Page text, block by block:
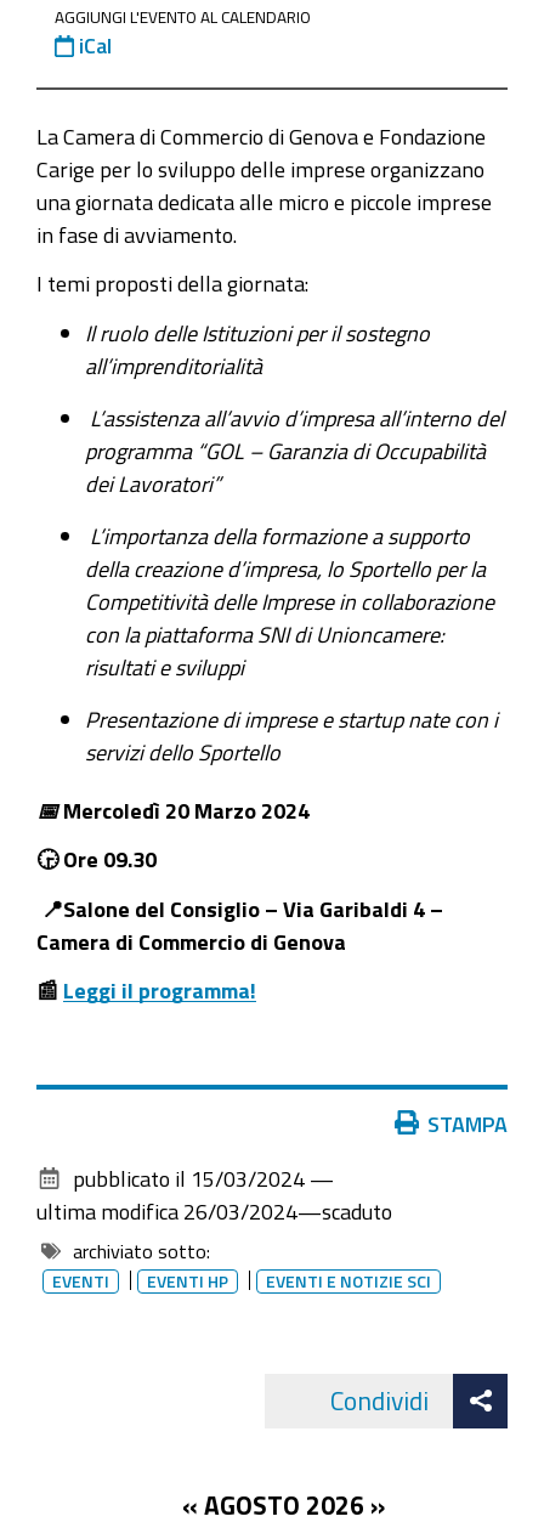
09-
30-
sci-
fianco-
delle-
micro-
e-
piccole-
avviamento
Mercoledì
fianco
e
piccole
in
fase
di
03-
03-
20T23:59:59+01:00
Lo
Sportello
AGGIUNGI L'EVENTO AL CALENDARIO
iCal
La Camera di Commercio di Genova e Fondazione
Carige per lo sviluppo delle imprese organizzano
una giornata dedicata alle micro e piccole imprese
in fase di avviamento.
I temi proposti della giornata:
Il ruolo delle Istituzioni per il sostegno
all’imprenditorialità
L’assistenza all’avvio d’impresa all’interno del
programma “GOL – Garanzia di Occupabilità
dei Lavoratori”
L’importanza della formazione a supporto
della creazione d’impresa, lo Sportello per la
Competitività delle Imprese in collaborazione
con la piattaforma SNI di Unioncamere:
risultati e sviluppi
Presentazione di imprese e startup nate con i
servizi dello Sportello
📅Mercoledì 20 Marzo 2024
🕞 Ore 09.30
📍Salone del Consiglio – Via Garibaldi 4 –
Camera di Commercio di Genova
📰 Leggi il programma!
documento
STAMPA
pubblicato il 15/03/2024 —
ultima modifica 26/03/2024—scaduto
archiviato sotto:
EVENTI EVENTI HP EVENTI E NOTIZIE SCI
Condividi
« AGOSTO 2026 »